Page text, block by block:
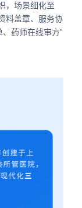
，场景细化至
料盖章、服务协
药师在线审方”